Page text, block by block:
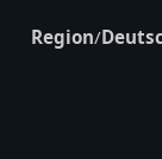
Region/